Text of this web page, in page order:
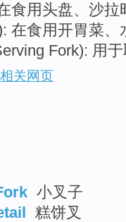
食用头盘、沙
在食用开胃菜、
Fork): 用
相关网页
小叉子
糕饼叉